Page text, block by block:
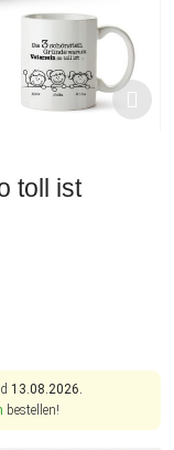
toll ist
13.08.2026.
bestellen!